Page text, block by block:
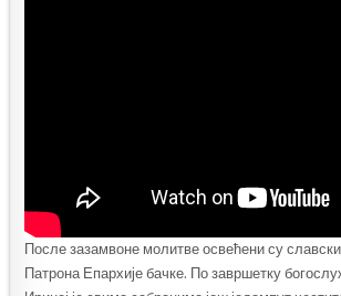
После зазамвоне молитве освећени су
Патрона Епархије бачке. По завршетку